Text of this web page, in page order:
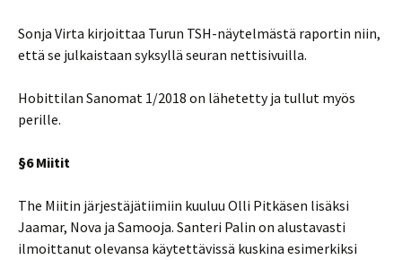
Sonja Virta kirjoittaa Turun TSH-näytelmästä raportin niin,
että se julkaistaan syksyllä seuran nettisivuilla.
Hobittilan Sanomat 1/2018 on lähetetty ja tullut myös
perille.
§6 Miitit
The Miitin järjestäjätiimiin kuuluu Olli Pitkäsen lisäksi
Jaamar, Nova ja Samooja. Santeri Palin on alustavasti
ilmoittanut olevansa käytettävissä kuskina esimerkiksi